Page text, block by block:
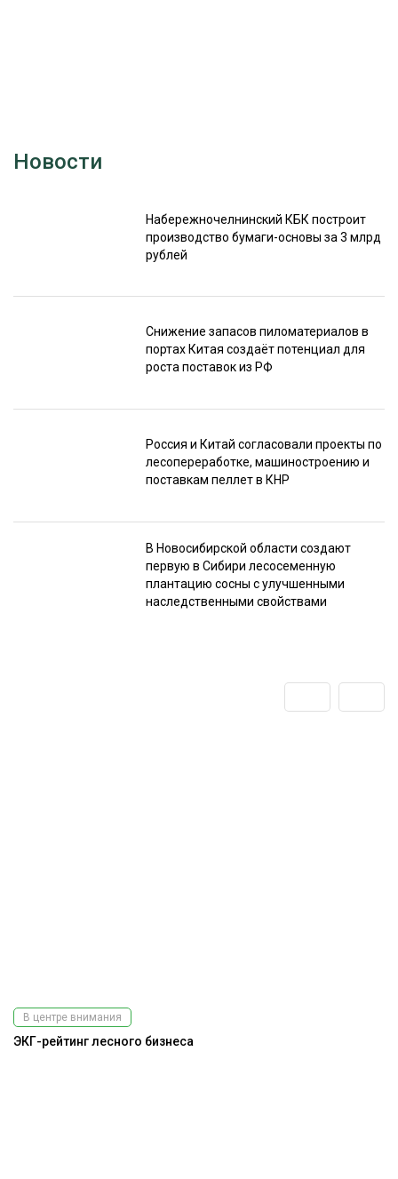
Новости
Набережночелнинский КБК построит
производство бумаги-основы за 3 млрд
рублей
Снижение запасов пиломатериалов в
портах Китая создаёт потенциал для
роста поставок из РФ
Россия и Китай согласовали проекты по
лесопереработке, машиностроению и
поставкам пеллет в КНР
В Новосибирской области создают
первую в Сибири лесосеменную
плантацию сосны с улучшенными
наследственными свойствами
В центре внимания
ЭКГ-рейтинг лесного бизнеса